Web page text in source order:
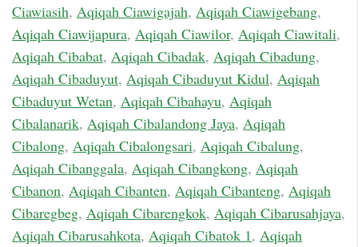
Ciawiasih, Aqiqah Ciawigajah, Aqiqah Ciawigebang,
Aqiqah Ciawijapura, Aqiqah Ciawilor, Aqiqah Ciawitali,
Aqiqah Cibabat, Aqiqah Cibadak, Aqiqah Cibadung,
Aqiqah Cibaduyut, Aqiqah Cibaduyut Kidul, Aqiqah
Cibaduyut Wetan, Aqiqah Cibahayu, Aqiqah
Cibalanarik, Aqiqah Cibalandong Jaya, Aqiqah
Cibalong, Aqiqah Cibalongsari, Aqiqah Cibalung,
Aqiqah Cibanggala, Aqiqah Cibangkong, Aqiqah
Cibanon, Aqiqah Cibanten, Aqiqah Cibanteng, Aqiqah
Cibaregbeg, Aqiqah Cibarengkok, Aqiqah Cibarusahjaya,
Aqiqah Cibarusahkota, Aqiqah Cibatok 1, Aqiqah